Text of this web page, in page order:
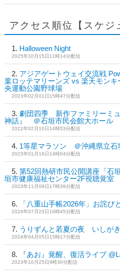
アクセス順位【スケジ
Halloween Night
2025年10月15日11時14分配信
アジアゲートウェイ交流戦
葉ロッテマリーンズ vs 楽天モン
央運動公園野球場
2023年02月01日15時47分配信
劇団四季 新作ファミリーミ
神話』 ＠石垣市民会館大ホール
2022年02月10日14時53分配信
1等星マラソン ＠沖縄県立石
2023年01月16日14時04分配信
第52回熱研市民公開講座「
垣市健康福祉センター2F視聴覚室
2023年11月09日17時39分配信
「八重山手帳2026年」お詫び
2026年07月23日16時45分配信
うりずんと若夏の夜 いしが
2024年04月05日15時17分配信
『あお』覚醒、復活ライブ
2023年10月25日9時30分配信